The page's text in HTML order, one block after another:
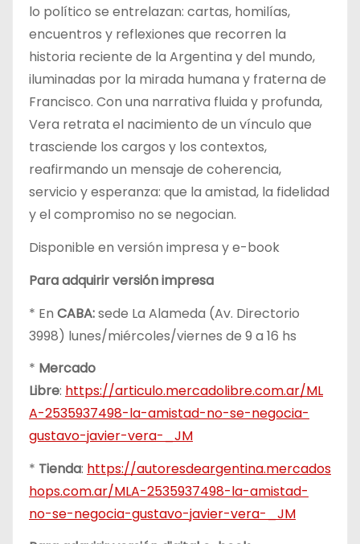
lo político se entrelazan: cartas, homilías,
encuentros y reflexiones que recorren la
historia reciente de la Argentina y del mundo,
iluminadas por la mirada humana y fraterna de
Francisco. Con una narrativa fluida y profunda,
Vera retrata el nacimiento de un vínculo que
trasciende los cargos y los contextos,
reafirmando un mensaje de coherencia,
servicio y esperanza: que la amistad, la fidelidad
y el compromiso no se negocian.
Disponible en versión impresa y e-book
Para adquirir versión impresa
* En CABA:sede La Alameda (Av. Directorio
3998) lunes/miércoles/viernes de 9 a 16 hs
* Mercado
Libre: https://articulo.mercadolibre.com.ar/ML
A-2535937498-la-amistad-no-se-negocia-
gustavo-javier-vera-_JM
* Tienda: https://autoresdeargentina.mercados
hops.com.ar/MLA-2535937498-la-amistad-
no-se-negocia-gustavo-javier-vera-_JM